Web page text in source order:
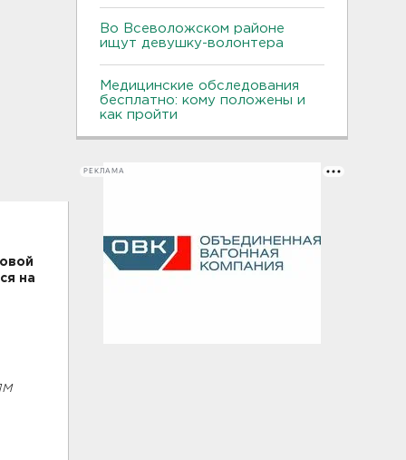
на
Во Всеволожском районе
ищут девушку-волонтера
Медицинские обследования
бесплатно: кому положены и
как пройти
РЕКЛАМА